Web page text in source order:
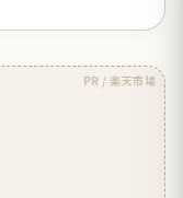
PR / 楽天市場